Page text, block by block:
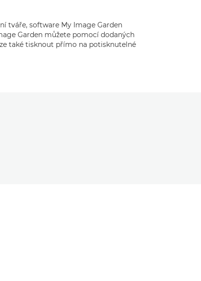
tváře, software My Image Garden
Garden můžete pomocí dodaných
také tisknout přímo na potisknutelné